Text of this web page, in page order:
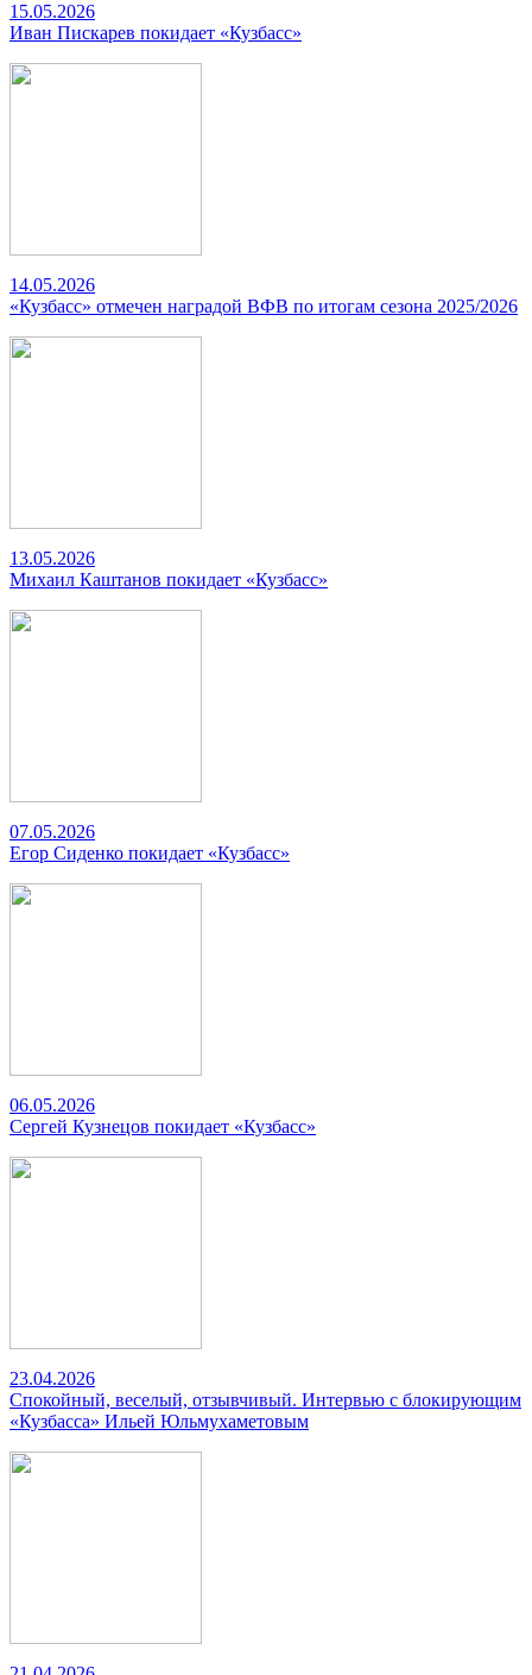
15.05.2026
Иван Пискарев покидает «Кузбасс»
14.05.2026
«Кузбасс» отмечен наградой ВФВ по итогам сезона 2025/2026
13.05.2026
Михаил Каштанов покидает «Кузбасс»
07.05.2026
Егор Сиденко покидает «Кузбасс»
06.05.2026
Сергей Кузнецов покидает «Кузбасс»
23.04.2026
Спокойный, веселый, отзывчивый. Интервью с блокирующим
«Кузбасса» Ильей Юльмухаметовым